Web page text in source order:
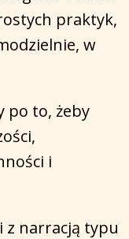
praktyk,
w
po to, żeby
i
z narracją typu